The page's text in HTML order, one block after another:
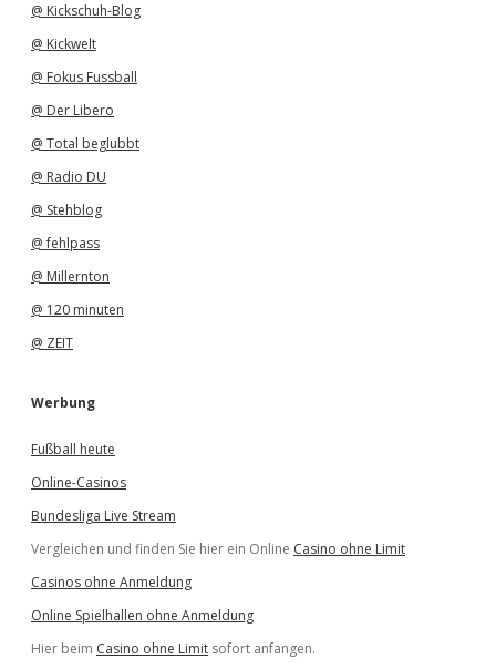
@ Kickschuh-Blog
@ Kickwelt
@ Fokus Fussball
@ Der Libero
@ Total beglubbt
@ Radio DU
@ Stehblog
@ fehlpass
@ Millernton
@ 120 minuten
@ ZEIT
Werbung
Fußball heute
Online-Casinos
Bundesliga Live Stream
Vergleichen und finden Sie hier ein Online Casino ohne Limit
Casinos ohne Anmeldung
Online Spielhallen ohne Anmeldung
Hier beim Casino ohne Limit sofort anfangen.